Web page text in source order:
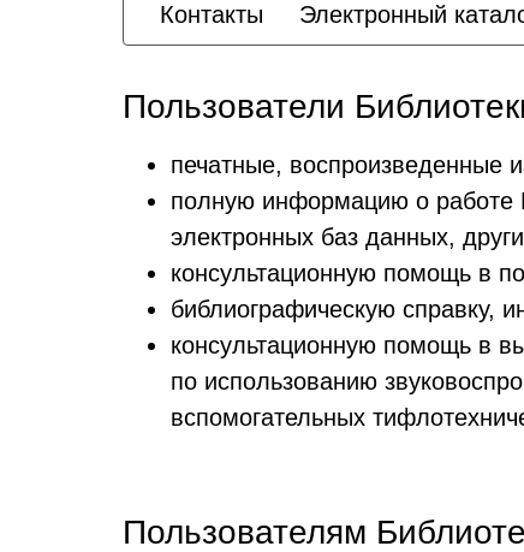
Контакты Электронный
Пользователи
печатные, воспроизведенные
полную информацию о работе
электронных баз данных,
консультационную помощь в
библиографическую справку,
консультационную помощь в
по использованию
вспомогательных
Пользователям